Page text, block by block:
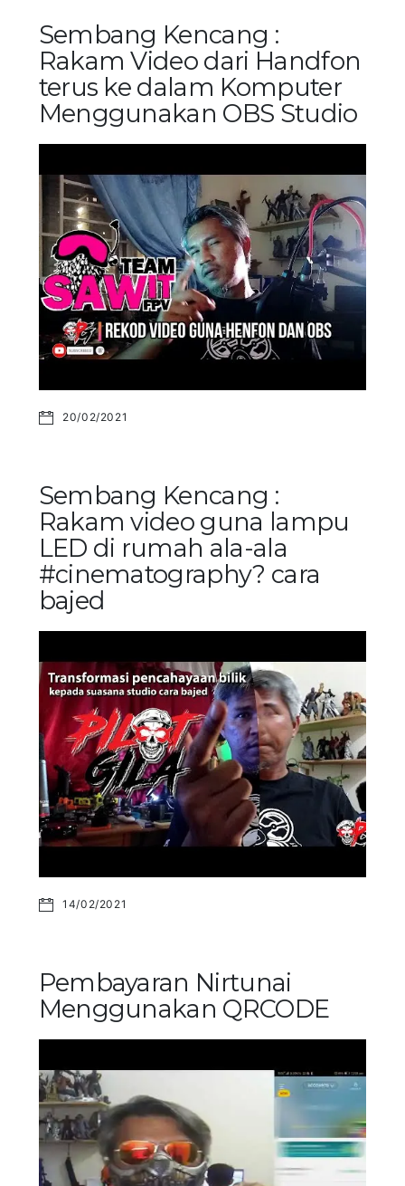
Sembang Kencang :
Rakam Video dari Handfon
terus ke dalam Komputer
Menggunakan OBS Studio
20/02/2021
Sembang Kencang :
Rakam video guna lampu
LED di rumah ala-ala
#cinematography? cara
bajed
14/02/2021
Pembayaran Nirtunai
Menggunakan QRCODE